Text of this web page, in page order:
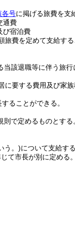
各号に掲げる旅費を支
通費
び宿泊費
費を定めて支給する
該退職等に伴う旅
要する費用及び家
ることができる。
で定めるものとする
う。)について支給す
て市長が別に定める。